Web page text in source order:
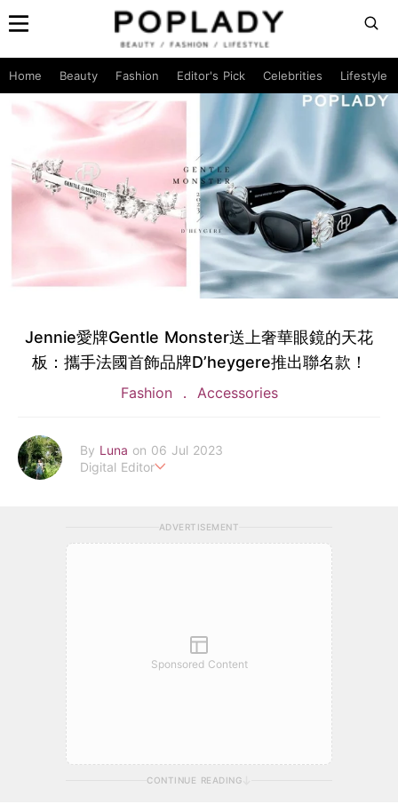
Home Beauty Fashion Editor's Pick Celebrities Lifestyle
Jennie愛牌Gentle Monster送上奢華眼鏡的天花
板：攜手法國首飾品牌D’heygere推出聯名款！
Fashion Accessories
By Luna on 06 Jul 2023
Digital Editor
透過旅行找尋理想生活的樣貌 捕捉下每個美好瞬間
luna.huang@poplady-mag.com
ADVERTISEMENT
Sponsored Content
CONTINUE READING